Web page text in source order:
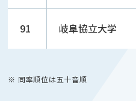
91 岐阜協立大学
※ 同率順位は五十音順